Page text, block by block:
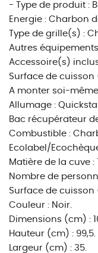
- Type de produit :
Energie : Charbon
Type de grille(s) :
Autres
Accessoire(s)
Surface de cuisson
A monter soi-même
Allumage :
Bac récupérateur
Combustible :
Ecolabel/
Matière de la cuve :
Nombre de
Surface de
Couleur : Noir.
Dimensions (cm) :
Hauteur (cm) : 99,5.
Largeur (cm) : 35.